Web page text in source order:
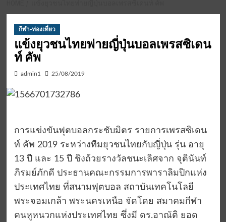
กีฬา-ท่องเที่ยว
แข้งยุวชนไทยพ่ายญี่ปุ่นบอลเพรสซิเดน
ท์ คัพ
admin1 25/08/2019
การแข่งขันฟุตบอลกระชับมิตร รายการเพรสซิเดน
ท์ คัพ 2019 ระหว่างทีมยุวชนไทยกับญี่ปุ่น รุ่น อายุ
13 ปี และ 15 ปี ชิงถ้วยรางวัลชนะเลิศจาก จุตินันท์
ภิรมย์ภักดี ประธานคณะกรรมการพาราลิมปิกแห่ง
ประเทศไทย ที่สนามฟุตบอล สถาบันเทคโนโลยี
พระจอมเกล้า พระนครเหนือ จัดโดย สมาคมกีฬา
คนหูหนวกแห่งประเทศไทย ซึ่งมี ดร.อาณัติ ยอด